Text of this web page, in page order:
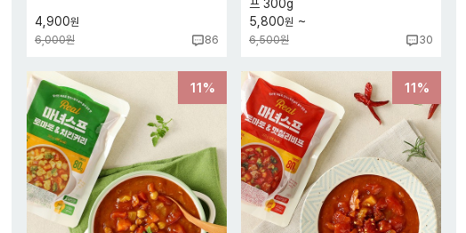
4,900원
6,000원
86
프 300g
5,800원 ~
6,500원 30
11% 11%